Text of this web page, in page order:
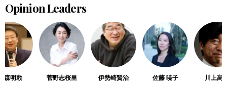
Opinion Leaders
森明勅 菅野志桜里 伊勢崎賢治 佐藤 暁子 川上高